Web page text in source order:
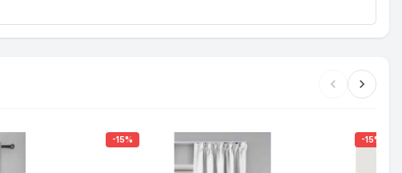
chevron_left chevron_right
-15% -15%